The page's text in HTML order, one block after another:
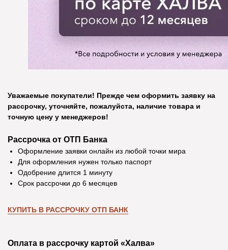
Уважаемые покупатели! Прежде чем оформить заявку на
рассрочку, уточняйте, пожалуйста, наличие товара и
точную цену у менеджеров!
Рассрочка от ОТП Банка
Оформление заявки онлайн из любой точки мира
Для оформления нужен только паспорт
Одобрение длится 1 минуту
Срок рассрочки до 6 месяцев
КУПИТЬ В РАССРОЧКУ ОТП БАНК
Оплата в рассрочку картой «Халва»